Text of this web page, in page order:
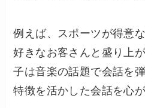
例えば、スポーツが得意
好きなお客さんと盛り上
子は音楽の話題で会話を
特徴を活かした会話を心